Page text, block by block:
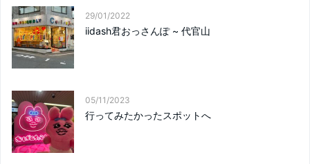
29/01/2022
iidash君おっさんぽ ~ 代官山
05/11/2023
行ってみたかったスポットへ